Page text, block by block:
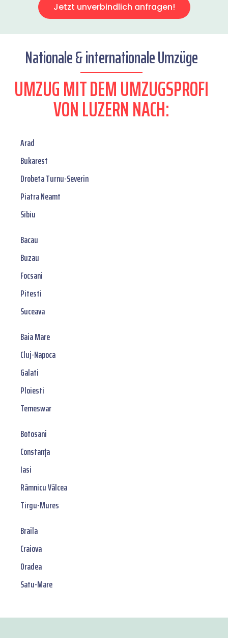
Jetzt unverbindlich anfragen!
Nationale & internationale Umzüge
UMZUG MIT DEM UMZUGSPROFI
VON LUZERN NACH:
Arad
Bukarest
Drobeta Turnu-Severin
Piatra Neamt
Sibiu
Bacau
Buzau
Focsani
Pitesti
Suceava
Baia Mare
Cluj-Napoca
Galati
Ploiesti
Temeswar
Botosani
Constanța
Iasi
Râmnicu Vâlcea
Tirgu-Mures
Braila
Craiova
Oradea
Satu-Mare